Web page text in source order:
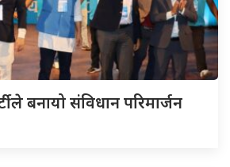
बनायो संविधान परिमार्जन